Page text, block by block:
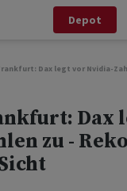
Depot
Dax legt vor Nvidia-
Dax
zu -